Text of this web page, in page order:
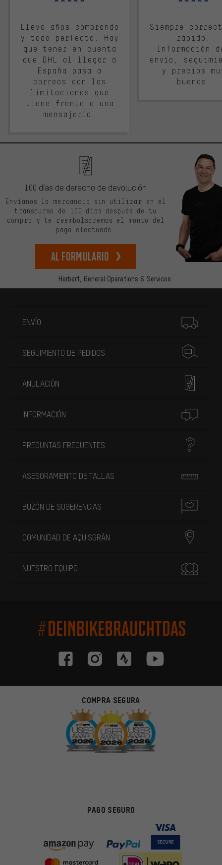
Llevo años comprando
y todo perfecto. Hay
que tener en cuenta
que DHL al llegar a
España pasa a
correos con las
limitaciones que
tiene frente a una
mensajería.
Siempre
rápido.
Información
envío,
y precios
buenos.
Herbert, General Operations & Services
100 días de derecho de devolución
Envíanos la mercancía sin utilizar en el
transcurso de 100 días después de tu
compra y te reembolsaremos el monto del
pago efectuado.
Al formulario
ENVÍO
SEGUIMIENTO DE PEDIDOS
ANULACIÓN
INFORMACIÓN
PREGUNTAS FRECUENTES
ASESORAMIENTO DE TALLAS
BUZÓN DE SUGERENCIAS
COMUNIDAD DE AQUISGRÁN
NUESTRO EQUIPO
#DEINBIKEBRAUCHTDAS
COMPRA SEGURA
PAGO SEGURO